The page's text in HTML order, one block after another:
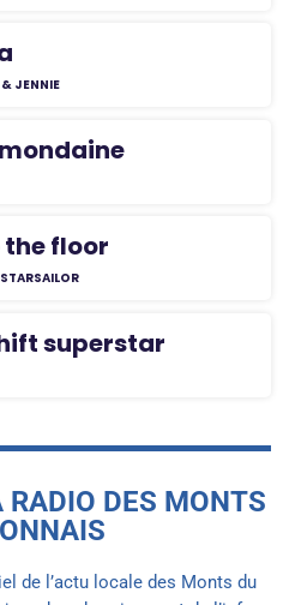
JENNIE
the floor
superstar
DES MONTS
de l’actu locale des Monts du